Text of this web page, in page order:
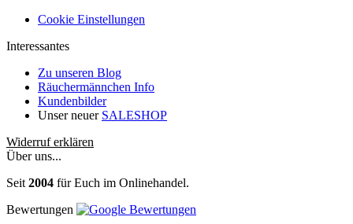
Cookie Einstellungen
Interessantes
Zu unseren Blog
Räuchermännchen Info
Kundenbilder
Unser neuer SALESHOP
Widerruf erklären
Über uns...
Seit 2004 für Euch im Onlinehandel.
Bewertungen